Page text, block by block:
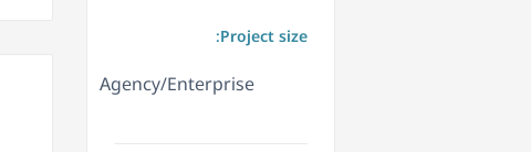
Project size:
Agency/Enterprise